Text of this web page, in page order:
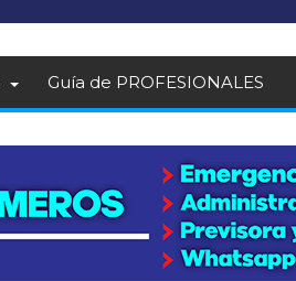
Guía de PROFESIONALES